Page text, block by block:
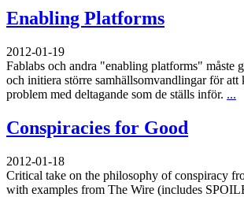
Enabling Platforms
2012-01-19
Fablabs och andra "enabling platforms" måste
och initiera större samhällsomvandlingar för att
problem med deltagande som de ställs inför. ...
Conspiracies for Good
2012-01-18
Critical take on the philosophy of conspiracy
with examples from The Wire (includes